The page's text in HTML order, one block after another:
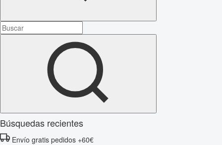
Búsquedas recientes
Envío gratis pedidos +60€